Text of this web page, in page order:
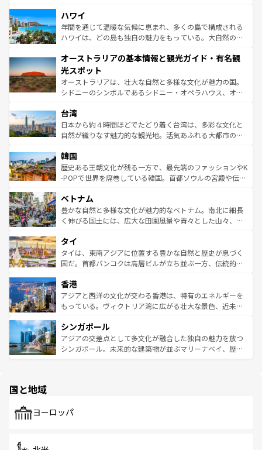
着のスイス情報は
のような巨大都市は、観光、ショッピング、エンターテイ
ンメントが詰まった刺激的なスポットだ。一方、アメリカ
西部には大自然が広がり、グランドキャニオンやイエロー
部のニューオーリンズでは、音楽と美食が融合した独特の
文化が魅力。旅行者はアメリカの各地域で異なる魅力を楽
しみながら、その多様性と豊かな歴史を感じることができ
るだろう。車でのロードトリップや列車の旅も、アメリカ
情報は
ハワイ
年間を通じて温暖な気候に恵まれ、多くの島で構成される
ハワイは、どの島も独自の魅力をもっている。大自然の神
ワイ島は見逃せない。また、定番の観光地といえばオアフ
島だが、静かな自然を求めるならマウイ島やカウアイ島が
おすすめ。エメラルドグリーンに輝く海をはじめ、豊かな
文化や歴史が息づいている。「アロハスピリット」と呼ば
人々、おいしいローカルフードやハワイアンミュージッ
ク、伝統的なフラダンスなど、すべてがハワイの魅力を彩
っている。訪れるたびに新しい発見と感動が待っているハ
はコンテンツ一覧
オーストラリアの基本情報と観光ガイド・有名観
光スポット
オーストラリアは、壮大な自然と多様な文化が魅力の国。
シドニーのシンボルであるシドニー・オペラハウス、オー
リアリーフや大陸中央部にそびえるウルル（エアーズロッ
ク）、タスマニアの美しい原生林やケアンズの熱帯雨林な
ど、見どころがたくさん。また、カフェやワイン、オージ
いる。アクティビティも充実しており、サーフィンやダイ
ビング、ハイキングなど、アウトドア好きにはたまらな
い。オーストラリアの多彩な魅力を存分に味わいつくそ
参照してほしい。
台湾
日本から約４時間ほどでたどり着く台湾は、多彩な文化と
自然が織りなす魅力的な観光地。活気あふれる大都市の台
ン）、静ひつな山岳地帯である台湾東部など、都市の喧騒
と山間の静けさが共存しており、訪れる人に新しい発見と
驚きをもたらしてくれる。また、奥深い台湾の食文化も魅
容にもいいと評判のスイーツなど、バラエティ豊かな料理
が味わえる。 なお、新着の台湾情報は コンテンツ一覧を参
照してほしい。
韓国
歴史ある王朝文化が残る一方で、最先端のファッションやK
-POPで世界を席巻している韓国。首都ソウルの宮殿や伝統
き、地方に足を延ばせば四季折々の自然美を楽しむことが
できる。そして、キムチや焼肉、絶品のストリートフード
まで、さまざまな韓国料理が待っている。夜には、韓国な
リティに包まれながら、韓国の多彩な魅力を心ゆくまで味
わってみてほしい。 なお、新着の韓国情報はコンテンツ一
覧を参照してほしい。
ベトナム
豊かな自然と多様な文化が魅力的なベトナム。南北に細長
く伸びる国土には、広大な田園風景や青々とした山々、世
急速な発展と共に伝統が息づく。ハノイの古い町並みやホ
ーチミン市のフランス統治時代の建物も、独特の雰囲気を
醸し出している。また、バラエティの豊かさとおいしさで
とつ。フォーやバインミー、ベトナムコーヒーなどは、ぜ
ひ現地で味わいたい。どの地域を訪れてもあたたかい人々
が旅行者を迎えてくれるので、きっと忘れられない旅にな
参照してほしい。
タイ
タイは、東南アジアに位置する豊かな自然と歴史が息づく
国だ。首都バンコクは高層ビルが立ち並ぶ一方、伝統的な
の活気が交差している。北部ではチェンマイなどの山岳地
帯で自然と触れ合い、南部ではプーケットやクラビの美し
いビーチでリゾート気分を楽しむことができる。タイ料理
激する。気候は一年中温暖で、どの季節にも異なる楽しみ
が待っている。親しみやすいタイの人々、仏教を中心とし
た文化、そして多様な観光資源が、訪れる旅人を魅了し続
香港
アジアと西洋の文化が交わる香港は、特有のエネルギーを
もっている。ヴィクトリア湾に広がる壮大な景色、近未来
み、どこを訪れても感動するはず。観光スポットが密集し
ており、効率よく見どころを回れるのも魅力。息をのむよ
うな絶景から文化的な体験まで、香港を存分に楽しみ尽く
シンガポール
アジアの交差点として多文化が融合した独自の魅力を放つ
シンガポール。未来的な建築物が並ぶマリーナベイ、歴史
で、ホーカーズは地元の風情を楽しめる外せないスポット
国と地域
ヨーロッパ